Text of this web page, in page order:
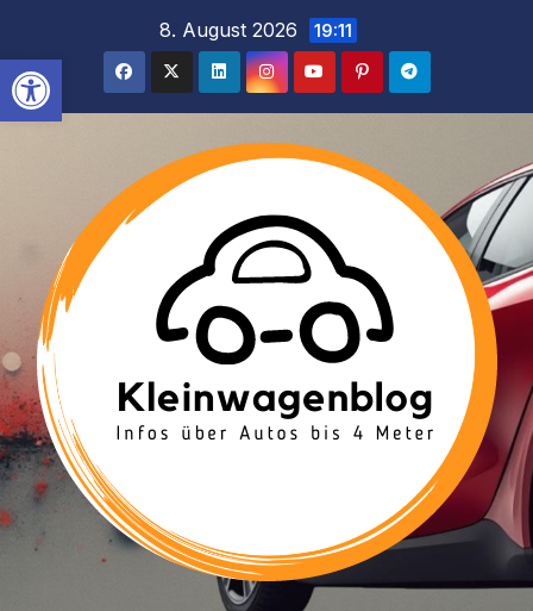
Werkzeugleiste öffnen
springen
8. August 2026 19:11